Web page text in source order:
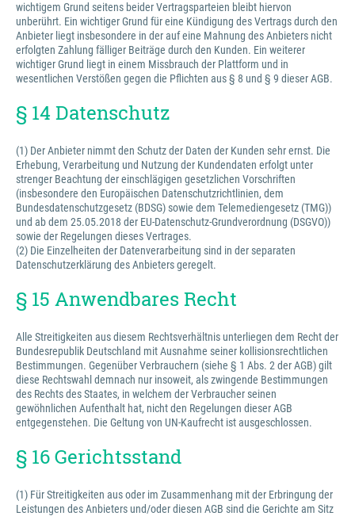
wichtigem Grund seitens beider Vertragsparteien bleibt hiervon
unberührt. Ein wichtiger Grund für eine Kündigung des Vertrags durch den
Anbieter liegt insbesondere in der auf eine Mahnung des Anbieters nicht
erfolgten Zahlung fälliger Beiträge durch den Kunden. Ein weiterer
wichtiger Grund liegt in einem Missbrauch der Plattform und in
wesentlichen Verstößen gegen die Pflichten aus § 8 und § 9 dieser AGB.
§ 14 Datenschutz
(1) Der Anbieter nimmt den Schutz der Daten der Kunden sehr ernst. Die
Erhebung, Verarbeitung und Nutzung der Kundendaten erfolgt unter
strenger Beachtung der einschlägigen gesetzlichen Vorschriften
(insbesondere den Europäischen Datenschutzrichtlinien, dem
Bundesdatenschutzgesetz (BDSG) sowie dem Telemediengesetz (TMG))
und ab dem 25.05.2018 der EU-Datenschutz-Grundverordnung (DSGVO))
sowie der Regelungen dieses Vertrages.
(2) Die Einzelheiten der Datenverarbeitung sind in der separaten
Datenschutzerklärung des Anbieters geregelt.
§ 15 Anwendbares Recht
Alle Streitigkeiten aus diesem Rechtsverhältnis unterliegen dem Recht der
Bundesrepublik Deutschland mit Ausnahme seiner kollisionsrechtlichen
Bestimmungen. Gegenüber Verbrauchern (siehe § 1 Abs. 2 der AGB) gilt
diese Rechtswahl demnach nur insoweit, als zwingende Bestimmungen
des Rechts des Staates, in welchem der Verbraucher seinen
gewöhnlichen Aufenthalt hat, nicht den Regelungen dieser AGB
entgegenstehen. Die Geltung von UN-Kaufrecht ist ausgeschlossen.
§ 16 Gerichtsstand
(1) Für Streitigkeiten aus oder im Zusammenhang mit der Erbringung der
Leistungen des Anbieters und/oder diesen AGB sind die Gerichte am Sitz